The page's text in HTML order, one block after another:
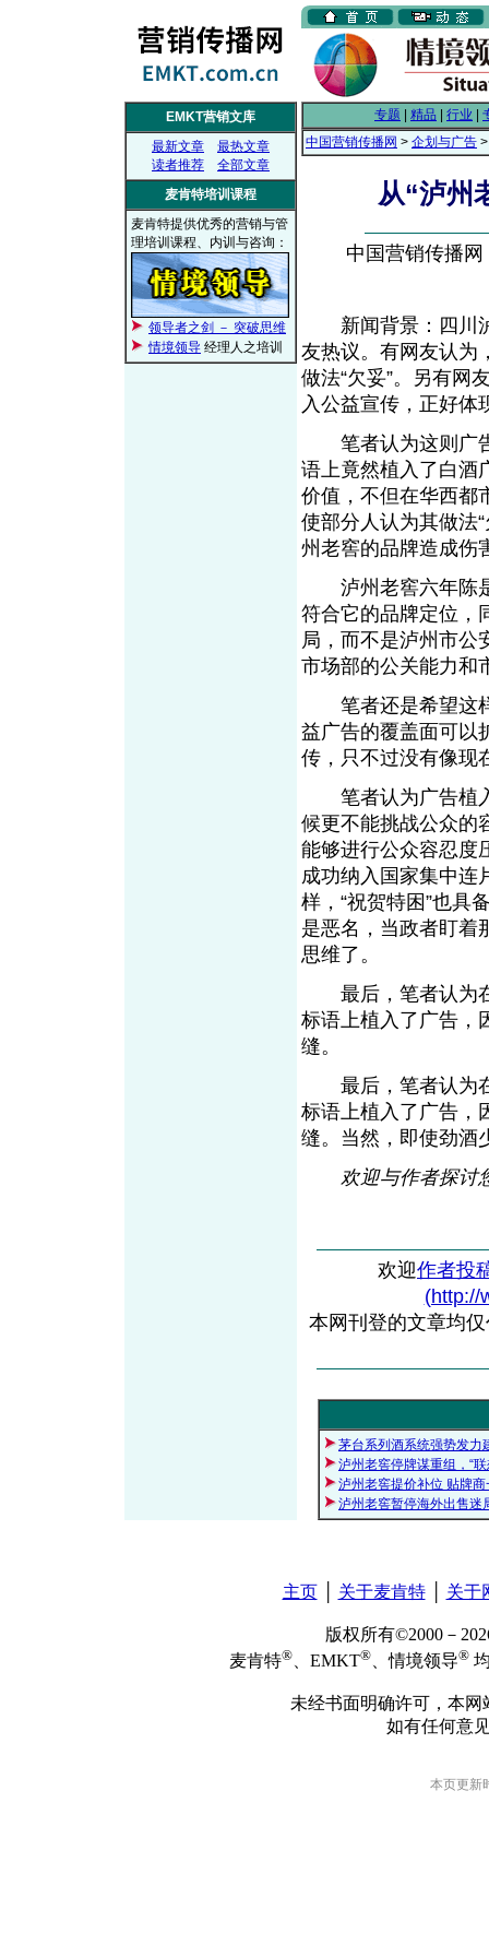
EMKT营销文库
最新文章
最热文章
读者推荐
全部文章
麦肯特培训课程
麦肯特提供优秀的营销与管
理培训课程、内训与咨询：
领导者之剑 － 突破思维
情境领导 经理人之培训
专题 精品 行业
中国营销传播网 > 企划与广告
从“泸州
中国营销传播
新闻背景：四川泸
友热议。有网友认为
做法“欠妥”。另有网
入公益宣传，正好体
笔者认为这则广告
语上竟然植入了白酒
价值，不但在华西都
使部分人认为其做法
州老窖的品牌造成伤
泸州老窖六年陈是
符合它的品牌定位，
局，而不是泸州市公
市场部的公关能力和
笔者还是希望这样
益广告的覆盖面可以
传，只不过没有像现
笔者认为广告植入
候更不能挑战公众的
能够进行公众容忍度
成功纳入国家集中连
样，“祝贺特困”也具
是恶名，当政者盯着
思维了。
最后，笔者认为在
标语上植入了广告，
缝。
最后，笔者认为在
标语上植入了广告，
缝。当然，即使劲酒
欢迎与作者探讨您
欢迎作者投
(http://
本网刊登的文章均
茅台系列酒系统强势发力
泸州老窖停牌谋重组，“
泸州老窖提价补位 贴牌
泸州老窖暂停海外出售迷
主页│ 关于麦肯特│ 关于
版权所有©2000－
麦肯特® 、EMKT® 、情境领导®
未经书面明确许可，本
如有任何意
本页更新